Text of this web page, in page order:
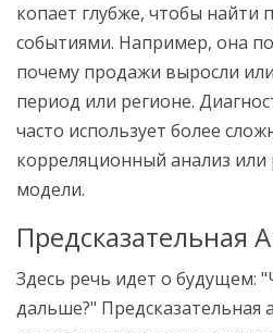
копает глубже, чтобы найти
событиями. Например, она
почему продажи выросли
период или регионе.
часто использует более
корреляционный анализ или
модели.
Предсказательная
Здесь речь идет о будущем:
дальше?" Предсказательная